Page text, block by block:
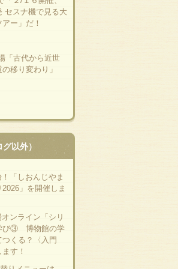
セスナ機で見る大
ー」だ！
「古代から近世
移り変わり」
以外）
「しおんじやま
」を開催しま
オンライン「シリ
び③ 博物館の学
くる？〈入門
す！